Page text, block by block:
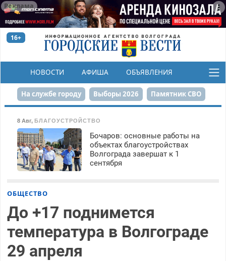
Реклама
16+
НОВОСТИ АФИША ОБЪЯВЛЕНИЯ
КОНКУРСЫ
На службе городу Выборы 2026 Памятник СВО
Сталинград в сердце
Набережная День Победы Реконструкция ЦПКиО
80-летие Победы Парк Героев-летчиков
8 Авг, БЛАГОУСТРОЙСТВО
Бочаров: основные работы на
объектах благоустройствах
Волгограда завершат к 1
сентября
ОБЩЕСТВО
До +17 поднимется
температура в Волгограде
29 апреля